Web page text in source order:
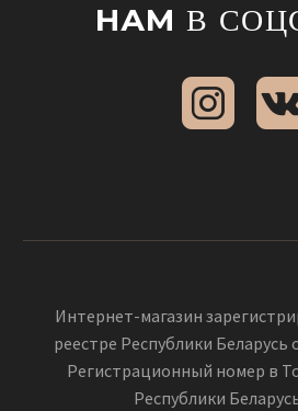
НАМ В
Интернет-магазин
реестре Республики Беларусь
Регистрационный номер в
Республики